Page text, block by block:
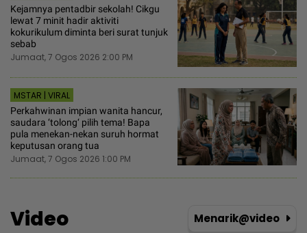
Kejamnya pentadbir sekolah! Cikgu
lewat 7 minit hadir aktiviti
kokurikulum diminta beri surat tunjuk
sebab
Jumaat, 7 Ogos 2026 2:00 PM
MSTAR | VIRAL
Perkahwinan impian wanita hancur,
saudara ‘tolong‘ pilih tema! Bapa
pula menekan-nekan suruh hormat
keputusan orang tua
Jumaat, 7 Ogos 2026 1:00 PM
Video Menarik@video